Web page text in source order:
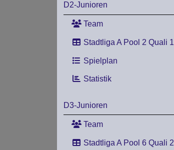
D2-Junioren
Team
Stadtliga A Pool 2 Quali 1
Spielplan
Statistik
D3-Junioren
Team
Stadtliga A Pool 6 Quali 2